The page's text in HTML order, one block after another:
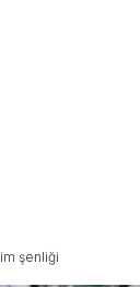
şenliği